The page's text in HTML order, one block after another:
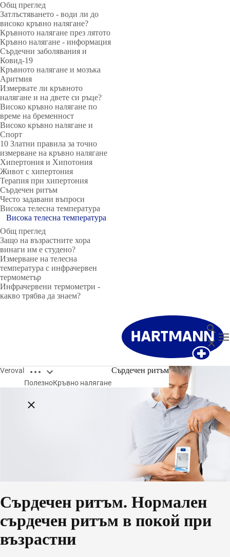
Общ преглед
Затлъстяването - води ли до
високо кръвно налягане?
Кръвното налягане през лятото
Кръвно налягане - информация
Сърдечни заболявания и
Ковид-19
Кръвното налягане и мозъка
Аритмия
Измервате ли кръвното
налягане и на двете си ръце?
Високо кръвно налягане по
време на бременност
Високо кръвно налягане и
Спорт
10 Златни правила за точно
измерване на кръвно налягане
Хипертония и Хипотония
Живот с хипертония
Терапия при хипертония
Сърдечен ритъм
Често задавани въпроси
Висока телесна температура
Висока телесна температура
Общ преглед
Защо на възрастните хора
винаги им е студено?
Измерване на телесна
температура с инфрачервен
термометър
Инфрачервени термометри -
какво трябва да знаем?
Veroval Open breadcrumbs
Close breadcrumbs
ПолезноКръвно налягане
Сърдечен ритъм
Сърдечен ритъм. Нормален
сърдечен ритъм в покой при
възрастни